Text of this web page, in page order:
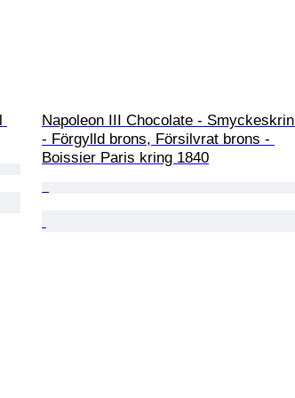
Napoleon III Chocolate - Smyckeskrin
- Förgylld brons, Försilvrat brons -
Boissier Paris kring 1840